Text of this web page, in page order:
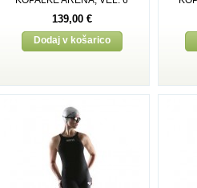
139,00 €
Dodaj v košarico